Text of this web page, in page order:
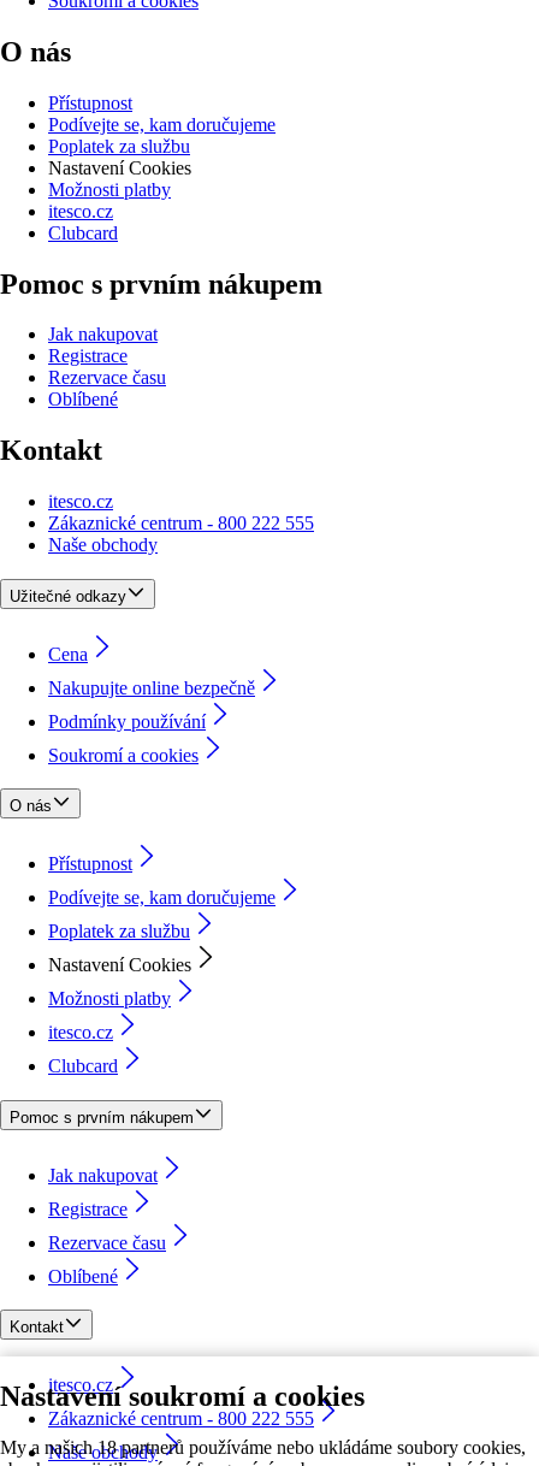
Nastavení soukromí a cookies
My a našich 18 partnerů používáme nebo ukládáme soubory cookies,
O nás
Přístupnost
Podívejte se, kam doručujeme
Poplatek za službu
Nastavení Cookies
Možnosti platby
itesco.cz
Clubcard
Pomoc s prvním nákupem
Jak nakupovat
Registrace
Rezervace času
Oblíbené
Kontakt
itesco.cz
Zákaznické centrum - 800 222 555
Naše obchody
Užitečné odkazy
Cena
Nakupujte online bezpečně
Podmínky používání
Soukromí a cookies
O nás
Přístupnost
Podívejte se, kam doručujeme
Poplatek za službu
Nastavení Cookies
Možnosti platby
itesco.cz
Clubcard
Pomoc s prvním nákupem
Jak nakupovat
Registrace
Rezervace času
Oblíbené
Kontakt
itesco.cz
Zákaznické centrum - 800 222 555
Naše obchody